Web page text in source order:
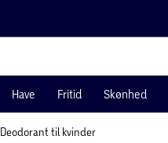
Have Fritid Skønhed
Deodorant til kvinder